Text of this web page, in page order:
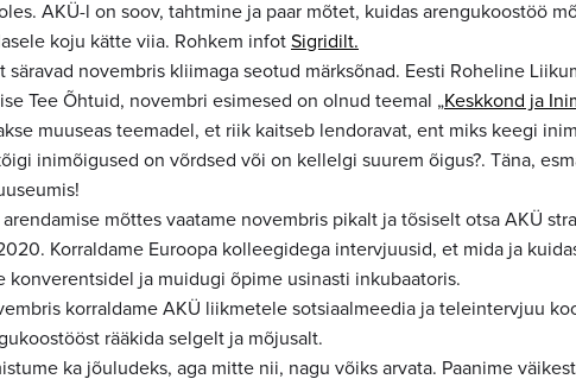
AKÜ-l on soov, tahtmine ja paar mõtet, kuidas arengukoostöö
koju kätte viia. Rohkem infot Sigridilt.
säravad novembris kliimaga seotud märksõnad. Eesti Roheline
Tee Õhtuid, novembri esimesed on olnud teemal „Keskkond ja
muuseas teemadel, et riik kaitseb lendoravat, ent miks keegi
inimõigused on võrdsed või on kellelgi suurem õigus?. Täna,
mõttes vaatame novembris pikalt ja tõsiselt otsa AKÜ
Korraldame Euroopa kolleegidega intervjuusid, et mida ja
konverentsidel ja muidugi õpime usinasti inkubaatoris.
korraldame AKÜ liikmetele sotsiaalmeedia ja teleintervjuu
rääkida selgelt ja mõjusalt.
ka jõuludeks, aga mitte nii, nagu võiks arvata. Paanime